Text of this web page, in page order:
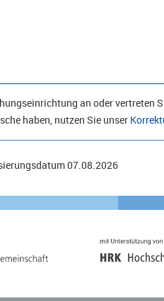
an oder vertreten
haben, nutzen Sie unser
07.08.2026